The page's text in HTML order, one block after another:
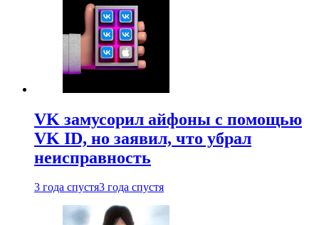
VK замусорил айфоны с помощью
VK ID, но заявил, что убрал
неисправность
3 года спустя3 года спустя